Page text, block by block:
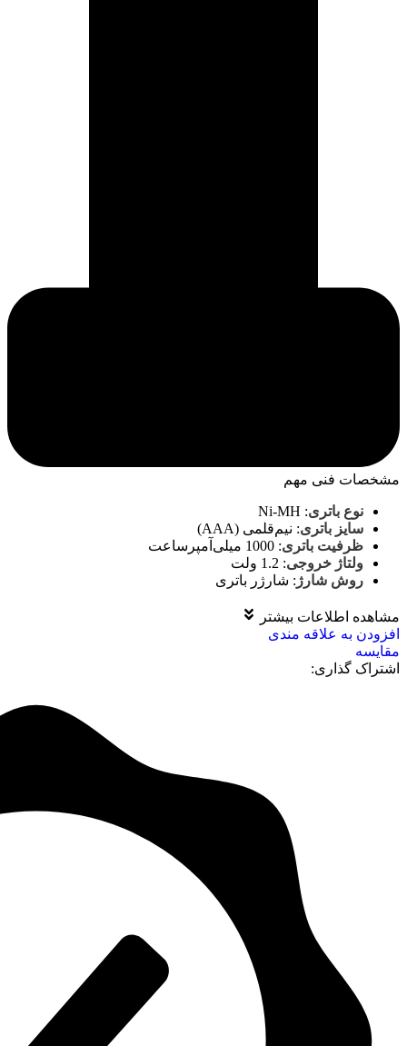
مشخصات فنی مهم
نوع باتری:
Ni-MH
سایز باتری: نیم‌قلمی (AAA)
ظرفیت باتری: 1000 میلی‌آمپرساعت
ولتاژ خروجی: 1.2 ولت
روش شارژ : شارژر باتری
مشاهده اطلاعات بیشتر
افزودن به علاقه مندی
مقايسه
اشتراک گذاری: